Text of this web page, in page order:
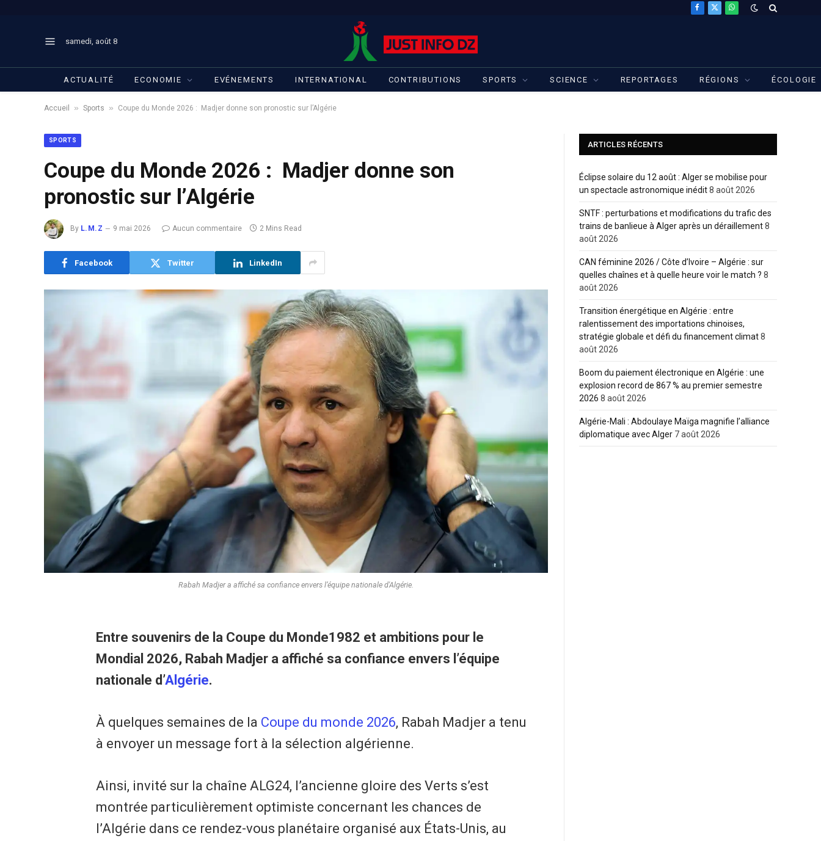
Facebook
X
WhatsApp
samedi, août 8
ACTUALITÉ ECONOMIE EVÉNEMENTS INTERNATIONAL CONTRIBUTIONS SPORTS SCIENCE REPORTAGES RÉGIONS ÉCOLOGIE
Accueil » Sports » Coupe du Monde 2026 : Madjer donne son pronostic sur l’Algérie
SPORTS
Coupe du Monde 2026 : Madjer donne son
pronostic sur l’Algérie
By L.M.Z 9 mai 2026 Aucun commentaire 2 Mins Read
Facebook Twitter LinkedIn
Rabah Madjer a affiché sa confiance envers l’équipe nationale d'Algérie.
Entre souvenirs de la Coupe du Monde1982 et ambitions pour le
Mondial 2026, Rabah Madjer a affiché sa confiance envers l’équipe
nationale d’Algérie.
À quelques semaines de la Coupe du monde 2026, Rabah Madjer a tenu
à envoyer un message fort à la sélection algérienne.
Ainsi, invité sur la chaîne ALG24, l’ancienne gloire des Verts s’est
montrée particulièrement optimiste concernant les chances de
l’Algérie dans ce rendez-vous planétaire organisé aux États-Unis, au
ARTICLES RÉCENTS
Éclipse solaire du 12 août : Alger se mobilise pour
un spectacle astronomique inédit8 août 2026
SNTF : perturbations et modifications du trafic des
trains de banlieue à Alger après un déraillement8
août 2026
CAN féminine 2026 / Côte d’Ivoire – Algérie : sur
quelles chaînes et à quelle heure voir le match ? 8
août 2026
Transition énergétique en Algérie : entre
ralentissement des importations chinoises,
stratégie globale et défi du financement climat8
août 2026
Boom du paiement électronique en Algérie : une
explosion record de 867 % au premier semestre
2026 8 août 2026
Algérie-Mali : Abdoulaye Maïga magnifie l’alliance
diplomatique avec Alger 7 août 2026